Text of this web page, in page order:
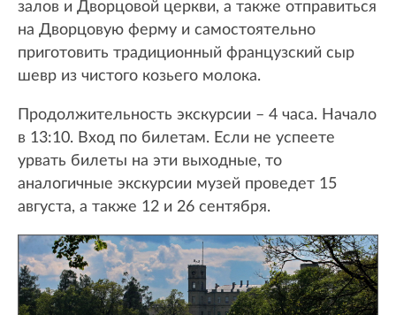
залов и Дворцовой церкви, а также отправиться
на Дворцовую ферму и самостоятельно
приготовить традиционный французский сыр
шевр из чистого козьего молока.
Продолжительность экскурсии – 4 часа. Начало
в 13:10. Вход по билетам. Если не успеете
урвать билеты на эти выходные, то
аналогичные экскурсии музей проведет 15
августа, а также 12 и 26 сентября.